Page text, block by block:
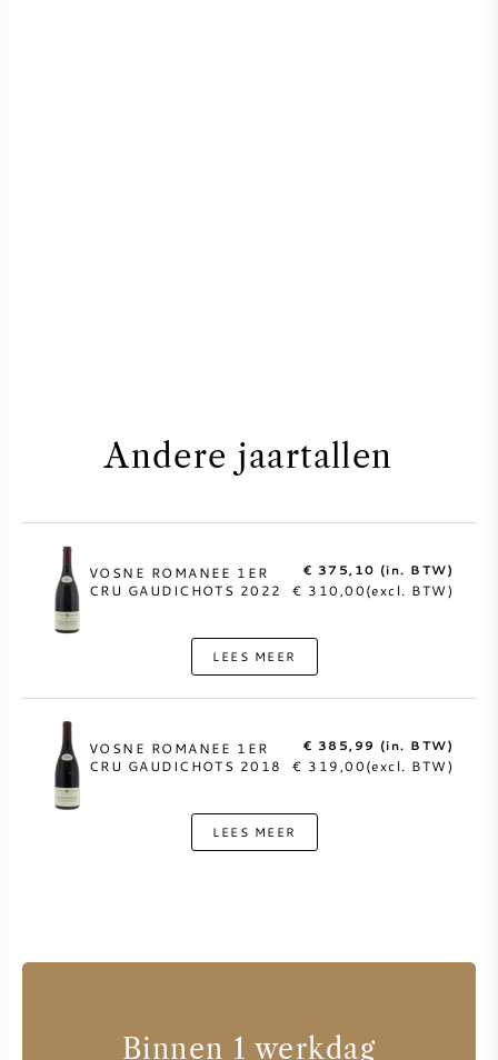
Andere jaartallen
VOSNE ROMANEE 1ER
CRU GAUDICHOTS 2022
€ 375,10 (in. BTW)
€ 310,00(excl. BTW)
LEES MEER
VOSNE ROMANEE 1ER
CRU GAUDICHOTS 2018
€ 385,99 (in. BTW)
€ 319,00(excl. BTW)
LEES MEER
Binnen 1 werkdag